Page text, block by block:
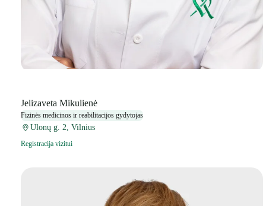
Jelizaveta Mikulienė
Fizinės medicinos ir reabilitacijos gydytojas
Ulonų g. 2, Vilnius
Registracija vizitui